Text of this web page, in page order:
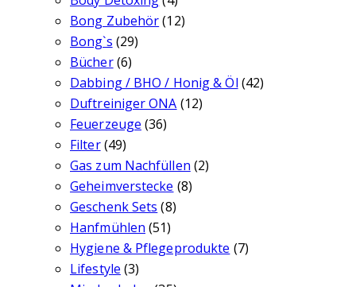
Bong Zubehör(12)
Bong`s (29)
Bücher(6)
Dabbing / BHO / Honig & Öl (42)
Duftreiniger ONA (12)
Feuerzeuge (36)
Filter(49)
Gas zum Nachfüllen (2)
Geheimverstecke (8)
Geschenk Sets (8)
Hanfmühlen (51)
Hygiene & Pflegeprodukte (7)
Lifestyle (3)